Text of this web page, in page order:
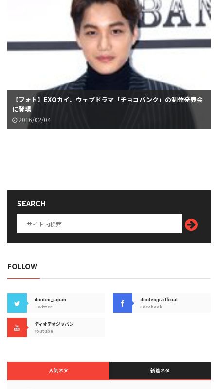
【フォト】EXOカイ、ウェブドラマ「チョコバンク」の制作発表会
に登場
2016/02/04
SEARCH
FOLLOW
diodeo_japan
Twitter
diodeojp.official
Facebook
ディオデオジャパン
Youtube
人気ネタ 新着ネタ